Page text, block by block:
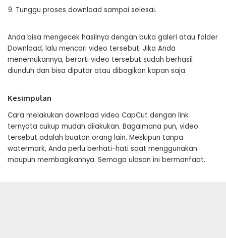
Tunggu proses download sampai selesai.
Anda bisa mengecek hasilnya dengan buka galeri atau folder
Download, lalu mencari video tersebut. Jika Anda
menemukannya, berarti video tersebut sudah berhasil
diunduh dan bisa diputar atau dibagikan kapan saja.
Kesimpulan
Cara melakukan download video CapCut dengan link
ternyata cukup mudah dilakukan. Bagaimana pun, video
tersebut adalah buatan orang lain. Meskipun tanpa
watermark, Anda perlu berhati-hati saat menggunakan
maupun membagikannya. Semoga ulasan ini bermanfaat.